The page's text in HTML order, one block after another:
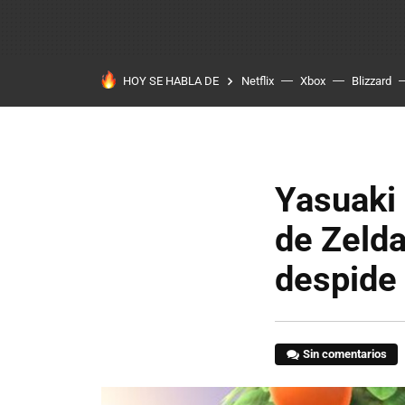
HOY SE HABLA DE Netflix Xbox Blizzard
de
Sin comentarios